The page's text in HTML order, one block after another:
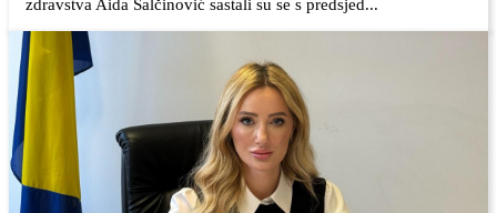
zdravstva Aida Salčinović sastali su se s predsjed...